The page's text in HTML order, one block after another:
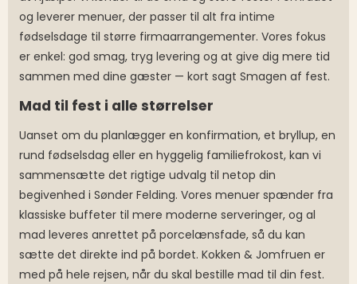
og leverer menuer, der passer til alt fra intime
fødselsdage til større firmaarrangementer. Vores fokus
er enkel: god smag, tryg levering og at give dig mere tid
sammen med dine gæster — kort sagt Smagen af fest.
Mad til fest i alle størrelser
Uanset om du planlægger en konfirmation, et bryllup, en
rund fødselsdag eller en hyggelig familiefrokost, kan vi
sammensætte det rigtige udvalg til netop din
begivenhed i Sønder Felding. Vores menuer spænder fra
klassiske buffeter til mere moderne serveringer, og al
mad leveres anrettet på porcelænsfade, så du kan
sætte det direkte ind på bordet. Kokken & Jomfruen er
med på hele rejsen, når du skal bestille mad til din fest.